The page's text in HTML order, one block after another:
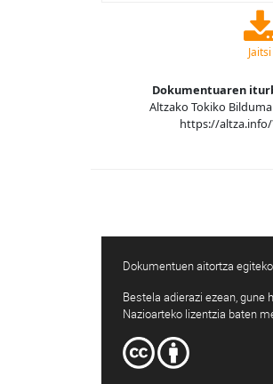
Jaitsi
Dokumentuaren
Altzako Tokiko
https://altza.info/
Dokumentuen aitortza
Bestela adierazi ezean, gune
Nazioarteko lizentzia baten